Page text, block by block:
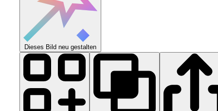
Dieses Bild neu gestalten